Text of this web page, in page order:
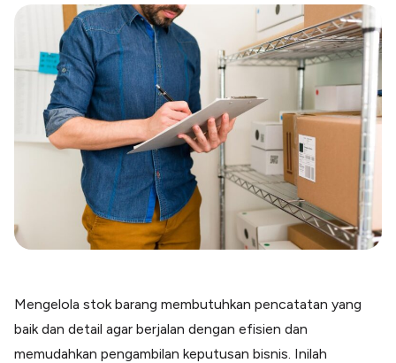
Paper XB
Bayar luar negeri pakai kartu kredit
Kartu Kredit Bisnis
Paper Card
Satu kartu untuk bisnis & personal
Paper Horizon
Kartu korporat expense terlengkap
Solusi Industri
Food & Beverages
Health & Beauty
Terima Pembayaran Instan Dan CC
Blog
Kumpulan tips dan informasi bisnis
Mengelola stok barang membutuhkan pencatatan yang
baik dan detail agar berjalan dengan efisien dan
memudahkan pengambilan keputusan bisnis. Inilah